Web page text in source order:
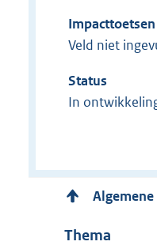
Impacttoetsen
Veld niet
Status
In
Thema